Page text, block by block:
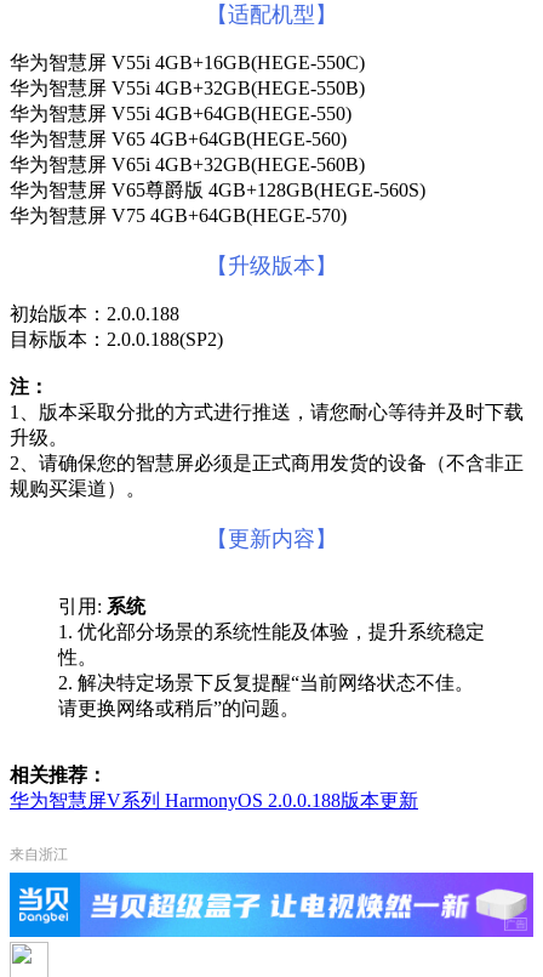
【适配机型】
华为智慧屏 V55i 4GB+16GB(HEGE-550C)
华为智慧屏 V55i 4GB+32GB(HEGE-550B)
华为智慧屏 V55i 4GB+64GB(HEGE-550)
华为智慧屏 V65 4GB+64GB(HEGE-560)
华为智慧屏 V65i 4GB+32GB(HEGE-560B)
华为智慧屏 V65尊爵版 4GB+128GB(HEGE-560S)
华为智慧屏 V75 4GB+64GB(HEGE-570)
【升级版本】
初始版本：2.0.0.188
目标版本：2.0.0.188(SP2)
注：
1、版本采取分批的方式进行推送，请您耐心等待并及时下载
升级。
2、请确保您的智慧屏必须是正式商用发货的设备（不含非正
规购买渠道）。
【更新内容】
引用: 系统
1. 优化部分场景的系统性能及体验，提升系统稳定
性。
2. 解决特定场景下反复提醒“当前网络状态不佳。
请更换网络或稍后”的问题。
相关推荐：
华为智慧屏V系列 HarmonyOS 2.0.0.188版本更新
来自浙江